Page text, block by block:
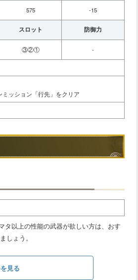
575 -15
スロット 防御力
③②① -
ミッション「行先」をクリア
タ以上の性能の武器が欲しい方は、おす
しょう。
見る